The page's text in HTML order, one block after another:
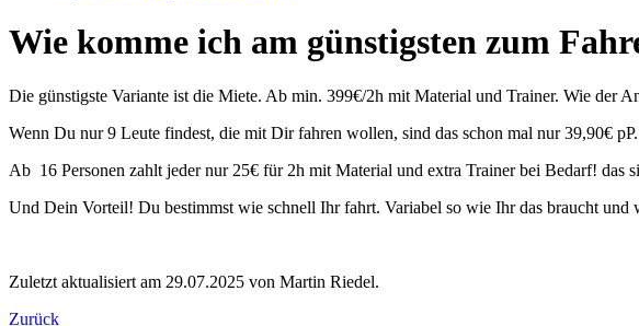
Wie komme ich am günstigsten zum
Die günstigste Variante ist die Miete. Ab min. 399€/2h mit Material und Trainer. Wie der
Wenn Du nur 9 Leute findest, die mit Dir fahren wollen, sind das schon mal nur 39,90€
Ab 16 Personen zahlt jeder nur 25€ für 2h mit Material und extra Trainer bei Bedarf! das
Und Dein Vorteil! Du bestimmst wie schnell Ihr fahrt. Variabel so wie Ihr das braucht und
Zuletzt aktualisiert am 29.07.2025 von Martin Riedel.
Zurück